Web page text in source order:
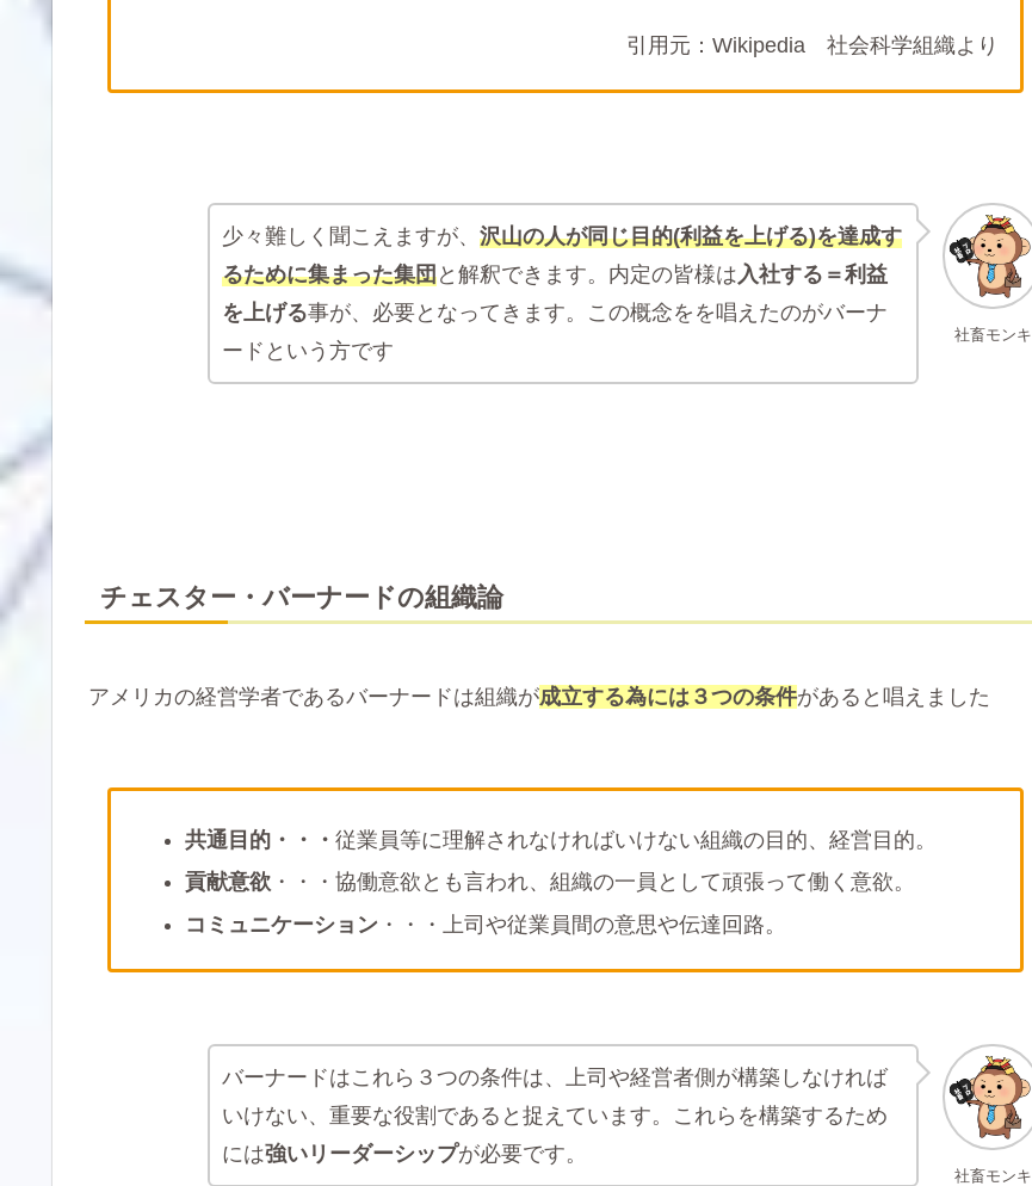
引用元：Wikipedia 社会科学組織より
社畜モンキ
少々難しく聞こえますが、 沢山の人が同じ目的(利益を上げる)を達成す
るために集まった集団と解釈できます。内定の皆様は 入社する＝利益
を上げる事が、必要となってきます。この概念をを唱えたのがバーナ
ードという方です
チェスター・バーナードの組織論
アメリカの経営学者であるバーナードは組織が成立する為には３つの条件があると唱えました
共通目的・・・ 従業員等に理解されなければいけない組織の目的、経営目的。
貢献意欲・・・協働意欲とも言われ、組織の一員として頑張って働く意欲。
コミュニケーション・・・上司や従業員間の意思や伝達回路。
社畜モンキ
バーナードはこれら３つの条件は、上司や経営者側が構築しなければ
いけない、重要な役割であると捉えています。これらを構築するため
には強いリーダーシップが必要です。